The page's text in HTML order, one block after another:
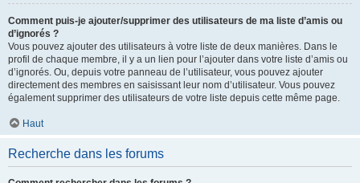
Comment puis-je ajouter/supprimer des utilisateurs de ma liste d’amis ou
d’ignorés ?
Vous pouvez ajouter des utilisateurs à votre liste de deux manières. Dans le
profil de chaque membre, il y a un lien pour l’ajouter dans votre liste d’amis ou
d’ignorés. Ou, depuis votre panneau de l’utilisateur, vous pouvez ajouter
directement des membres en saisissant leur nom d’utilisateur. Vous pouvez
également supprimer des utilisateurs de votre liste depuis cette même page.
Haut
Recherche dans les forums